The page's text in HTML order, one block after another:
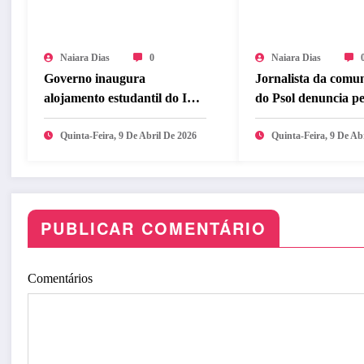
Naiara Dias 0
Governo inaugura
alojamento estudantil do ITA
Ceará
Quinta-Feira, 9 De Abril De 2026
Naiara Dias
Jornalista da
do Psol denuncia
e ameaças
Quinta-Feira, 9 De
PUBLICAR COMENTÁRIO
Comentários